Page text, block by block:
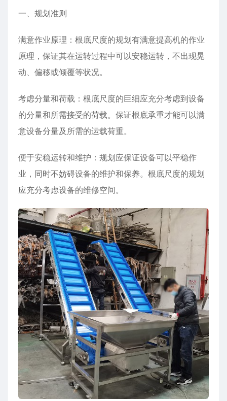
一、规划准则
满意作业原理：根底尺度的规划有满意提高机的作业
原理，保证其在运转过程中可以安稳运转，不出现晃
动、偏移或倾覆等状况。
考虑分量和荷载：根底尺度的巨细应充分考虑到设备
的分量和所需接受的荷载。保证根底承重才能可以满
意设备分量及所需的运载荷重。
便于安稳运转和维护：规划应保证设备可以平稳作
业，同时不妨碍设备的维护和保养。根底尺度的规划
应充分考虑设备的维修空间。